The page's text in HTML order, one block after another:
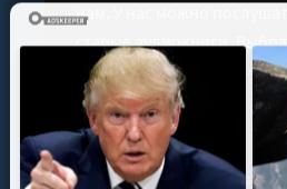
нам. У нас можно
старые аудиокниги.
друзьями лучшими
© 2021 - 2026 kniga-